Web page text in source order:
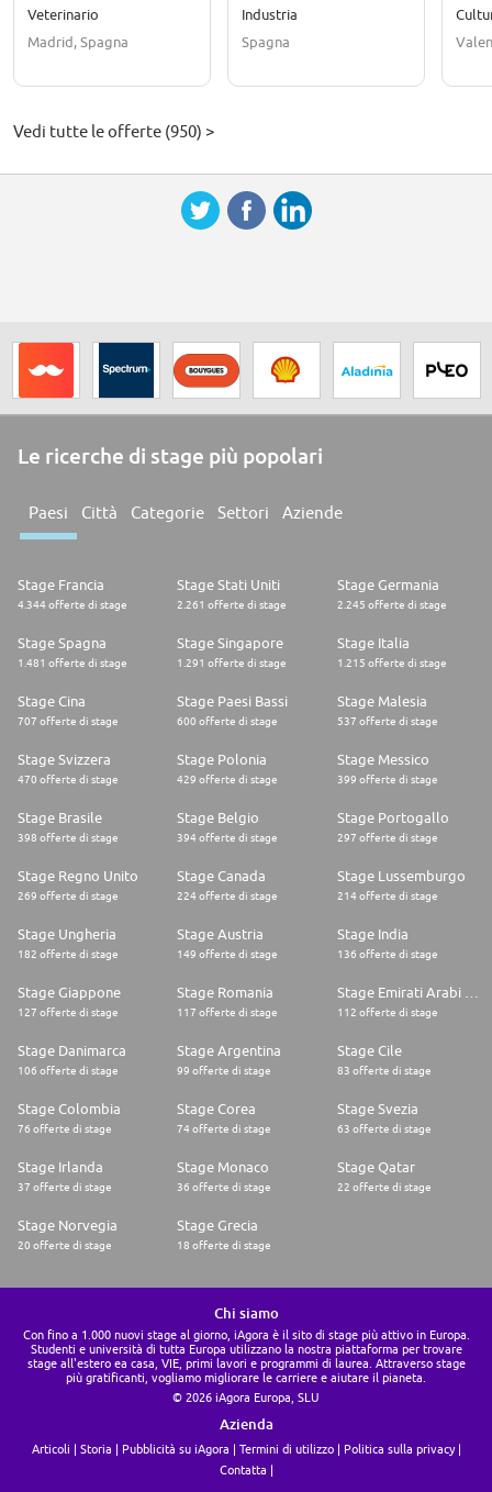
Veterinario
Madrid, Spagna
Industria
Spagna
Vedi tutte le offerte (950) >
Le ricerche di stage più popolari
Paesi Città Categorie Settori Aziende
Stage Francia
4.344 offerte di stage
Stage Stati Uniti
2.261 offerte di stage
Stage Germania
2.245 offerte di stage
Stage Spagna
1.481 offerte di stage
Stage Singapore
1.291 offerte di stage
Stage Italia
1.215 offerte di stage
Stage Cina
707 offerte di stage
Stage Paesi Bassi
600 offerte di stage
Stage Malesia
537 offerte di stage
Stage Svizzera
470 offerte di stage
Stage Polonia
429 offerte di stage
Stage Messico
399 offerte di stage
Stage Brasile
398 offerte di stage
Stage Belgio
394 offerte di stage
Stage Portogallo
297 offerte di stage
Stage Regno Unito
269 offerte di stage
Stage Canada
224 offerte di stage
Stage Lussemburgo
214 offerte di stage
Stage Ungheria
182 offerte di stage
Stage Austria
149 offerte di stage
Stage India
136 offerte di stage
Stage Giappone
127 offerte di stage
Stage Romania
117 offerte di stage 112 offerte di stage
Stage Danimarca
106 offerte di stage
Stage Argentina
99 offerte di stage
Stage Cile
83 offerte di stage
Stage Colombia
76 offerte di stage
Stage Corea
74 offerte di stage
Stage Svezia
63 offerte di stage
Stage Irlanda
37 offerte di stage
Stage Monaco
36 offerte di stage
Stage Qatar
22 offerte di stage
Stage Norvegia
20 offerte di stage
Stage Grecia
18 offerte di stage
Chi siamo
Con fino a 1.000 nuovi stage al giorno, iAgora è il sito di stage più attivo in Europa.
Studenti e università di tutta Europa utilizzano la nostra piattaforma per trovare
stage all'estero ea casa, VIE, primi lavori e programmi di laurea. Attraverso stage
più gratificanti, vogliamo migliorare le carriere e aiutare il pianeta.
© 2026 iAgora Europa, SLU
Azienda
Articoli Storia Pubblicità su iAgora Termini di utilizzo
Politica sulla privacy
Contatta